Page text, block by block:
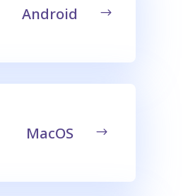
Android
MacOS